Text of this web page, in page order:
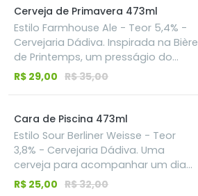
bourbon. Acidificada com lacto
especialmente propagado para a
cerveja. Perfil que traz notas de
café, dulçor da baunilha e leve
amadeirado.
Cerveja de Primavera 473ml
Estilo Farmhouse Ale - Teor 5,4% -
Cervejaria Dádiva. Inspirada na Bière
de Printemps, um presságio do
estilo Saison, essa receita
Europa medieval, do século XIV,
para alimentar suas famílias e
vizinhos. A cor âmbar anuncia notas
doces a mel, biscoito e caramelo.
Um perfume campestre e delicado
de notas florais, frutadas e terrosas,
R$ 29,00 R$ 35,00
Cara de Piscina 473ml
Estilo Sour Berliner Weisse - Teor
3,8% - Cervejaria Dádiva. Uma
cerveja para acompanhar um dia
de calor na piscina. Esta Berliner
R$ 25,00 R$ 32,00